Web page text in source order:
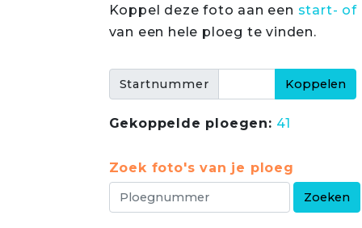
Koppel deze foto aan een start- of
van een hele ploeg te vinden.
Startnummer
Gekoppelde ploegen: 41
Zoek foto's van je ploeg